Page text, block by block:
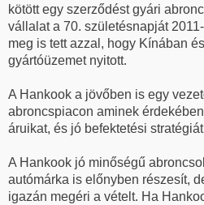
kötött egy szerződést gyári
vállalat a 70. születésnapját
meg is tett azzal, hogy Kínában
gyártóüzemet nyitott.
A Hankook a jövőben is egy
abroncspiacon aminek
áruikat, és jó befektetési
A Hankook jó minőségű
autómárka is előnyben részesít,
igazán megéri a vételt. Ha